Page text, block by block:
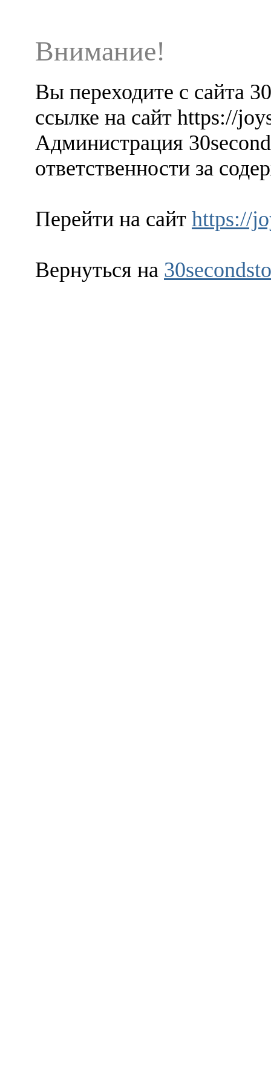
Внимание!
Вы переходите с сайта
ссылке на сайт https://
Администрация
ответственности за
Перейти на сайт https://
Вернуться на